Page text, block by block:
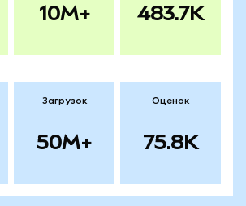
10M+ 483.7K
Загрузок
50M+
Оценок
75.8K